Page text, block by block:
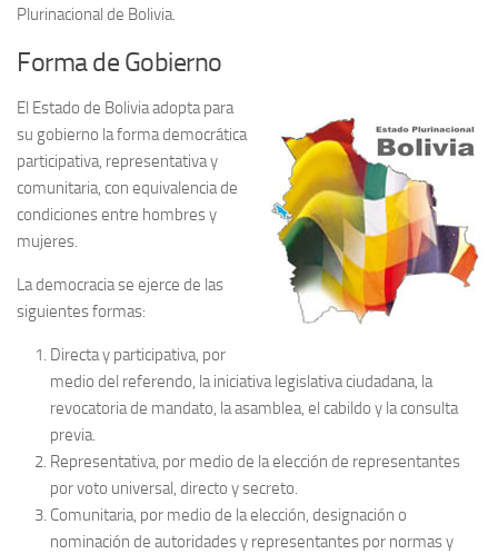
Plurinacional de Bolivia.
Forma de Gobierno
El Estado de Bolivia adopta para
su gobierno la forma democrática
participativa, representativa y
comunitaria, con equivalencia de
condiciones entre hombres y
mujeres.
La democracia se ejerce de las
siguientes formas:
Directa y participativa, por
medio del referendo, la iniciativa legislativa ciudadana, la
revocatoria de mandato, la asamblea, el cabildo y la consulta
previa.
Representativa, por medio de la elección de representantes
por voto universal, directo y secreto.
Comunitaria, por medio de la elección, designación o
nominación de autoridades y representantes por normas y